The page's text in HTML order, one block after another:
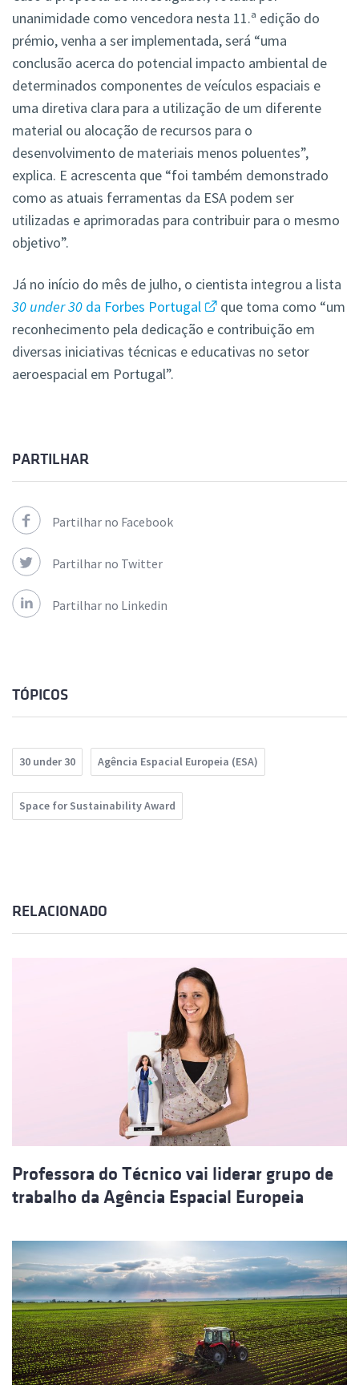
unanimidade como vencedora nesta 11.ª edição do
prémio, venha a ser implementada, será “uma
conclusão acerca do potencial impacto ambiental de
determinados componentes de veículos espaciais e
uma diretiva clara para a utilização de um diferente
material ou alocação de recursos para o
desenvolvimento de materiais menos poluentes”,
explica. E acrescenta que “foi também demonstrado
como as atuais ferramentas da ESA podem ser
utilizadas e aprimoradas para contribuir para o mesmo
objetivo”.
Já no início do mês de julho, o cientista integrou a lista
30 under 30 da Forbes Portugal
que toma como “um
reconhecimento pela dedicação e contribuição em
diversas iniciativas técnicas e educativas no setor
aeroespacial em Portugal”.
PARTILHAR
Partilhar no Facebook
Partilhar no Twitter
Partilhar no Linkedin
TÓPICOS
30 under 30 Agência Espacial Europeia (ESA)
Space for Sustainability Award
RELACIONADO
Professora do Técnico vai liderar grupo de
trabalho da Agência Espacial Europeia